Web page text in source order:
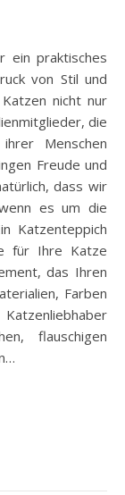
von Stil und
nicht nur
die
Menschen
Freude und
dass wir
es um die
Katzenteppich
für Ihre Katze
das Ihren
Farben
flauschigen